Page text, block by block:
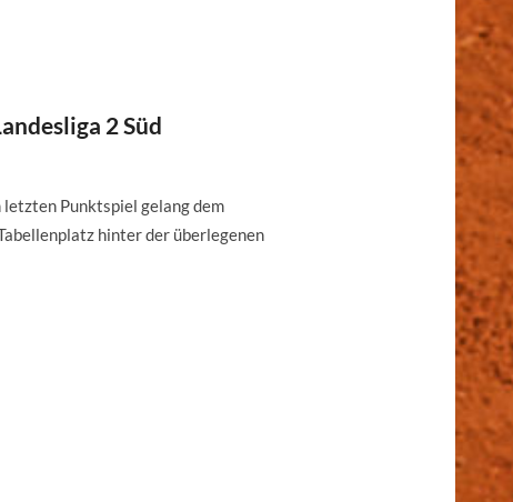
2 Süd
letzten Punktspiel gelang dem
hinter der überlegenen